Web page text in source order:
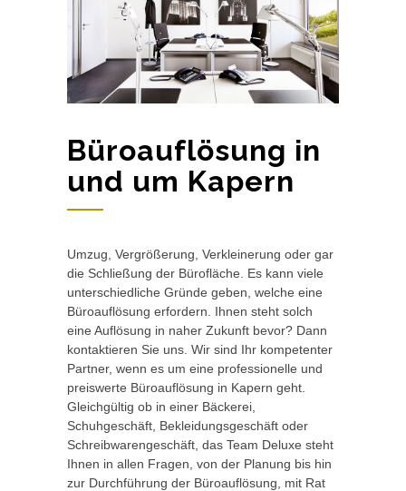
Büroauflösung in
und um Kapern
Umzug, Vergrößerung, Verkleinerung oder gar
die Schließung der Bürofläche. Es kann viele
unterschiedliche Gründe geben, welche eine
Büroauflösung erfordern. Ihnen steht solch
eine Auflösung in naher Zukunft bevor? Dann
kontaktieren Sie uns. Wir sind Ihr kompetenter
Partner, wenn es um eine professionelle und
preiswerte Büroauflösung in Kapern geht.
Gleichgültig ob in einer Bäckerei,
Schuhgeschäft, Bekleidungsgeschäft oder
Schreibwarengeschäft, das Team Deluxe steht
Ihnen in allen Fragen, von der Planung bis hin
zur Durchführung der Büroauflösung, mit Rat